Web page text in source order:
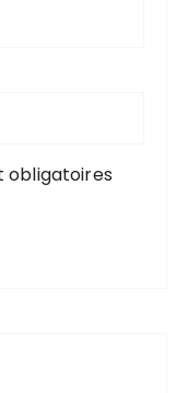
obligatoires